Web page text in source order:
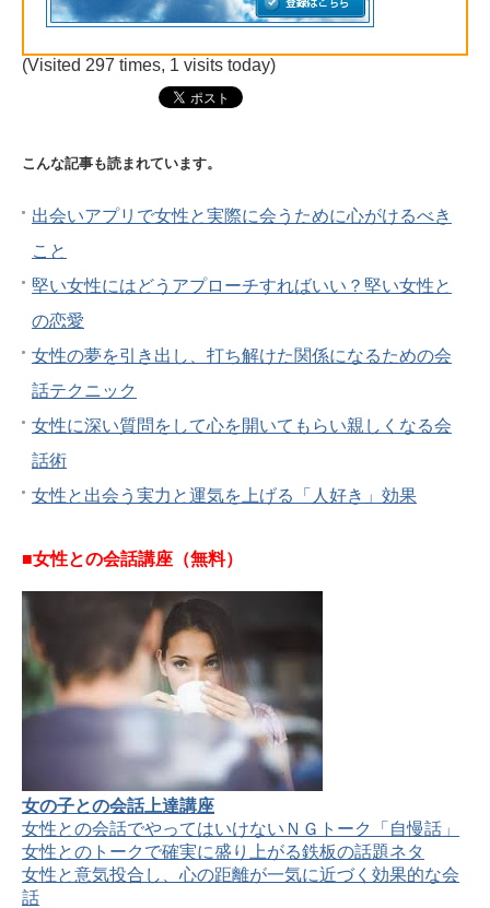
(Visited 297 times, 1 visits today)
こんな記事も読まれています。
出会いアプリで女性と実際に会うために心がけるべき
こと
堅い女性にはどうアプローチすればいい？堅い女性と
の恋愛
女性の夢を引き出し、打ち解けた関係になるための会
話テクニック
女性に深い質問をして心を開いてもらい親しくなる会
話術
女性と出会う実力と運気を上げる「人好き」効果
■女性との会話講座（無料）
女の子との会話上達講座
女性との会話でやってはいけないＮＧトーク「自慢話」
女性とのトークで確実に盛り上がる鉄板の話題ネタ
女性と意気投合し、心の距離が一気に近づく効果的な会
話